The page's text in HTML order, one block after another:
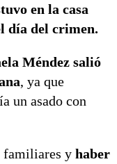
en la casa
día del crimen.
Méndez salió
, ya que
un asado con
familiares y haber